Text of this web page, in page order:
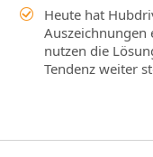
Heute hat
Auszeichnungen
nutzen die
Tendenz weiter